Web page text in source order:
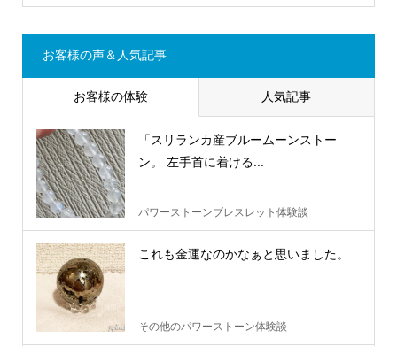
お客様の声＆人気記事
お客様の体験 人気記事
「スリランカ産ブルームーンストー
ン。 左手首に着ける...
パワーストーンブレスレット体験談
これも金運なのかなぁと思いました。
その他のパワーストーン体験談